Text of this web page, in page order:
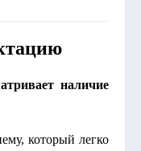
наличие
который легко